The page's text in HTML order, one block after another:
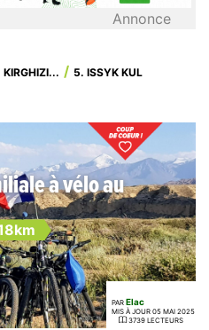
Annonce
KIRGHIZI...
5. ISSYK KUL
à vélo au
PAR Elac
MIS À JOUR 05 MAI 2025
3739 LECTEURS